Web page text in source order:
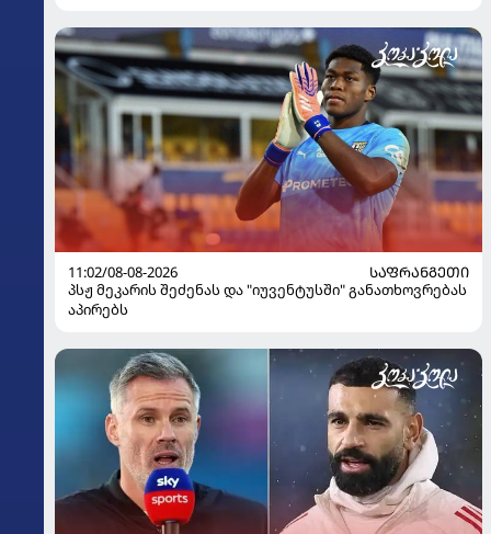
11:02/08-08-2026
ᲡᲐᲤᲠᲐᲜᲒᲔᲗᲘ
პსჟ მეკარის შეძენას და "იუვენტუსში" განათხოვრებას
აპირებს